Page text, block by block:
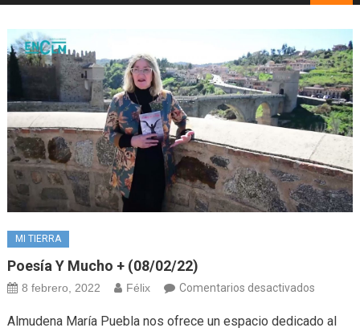
MI TIERRA
Poesía Y Mucho + (08/02/22)
8 febrero, 2022 Félix Comentarios desactivadosen
y
Almudena María Puebla nos ofrece un espacio dedicado al